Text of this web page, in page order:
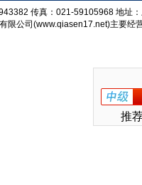
传真：021-59105968 地址
限公司(www.qiasen17.net)主要经
推